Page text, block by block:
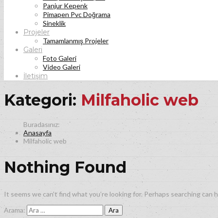
Panjur Kepenk
Pimapen Pvc Doğrama
Sineklik
Projeler
Tamamlanmış Projeler
Galeri
Foto Galeri
Video Galeri
İletişim
Kategori: Milfaholic web
Anasayfa
Milfaholic web
Nothing Found
It seems we can’t find what you’re looking for. Perhaps searching can
Arama: